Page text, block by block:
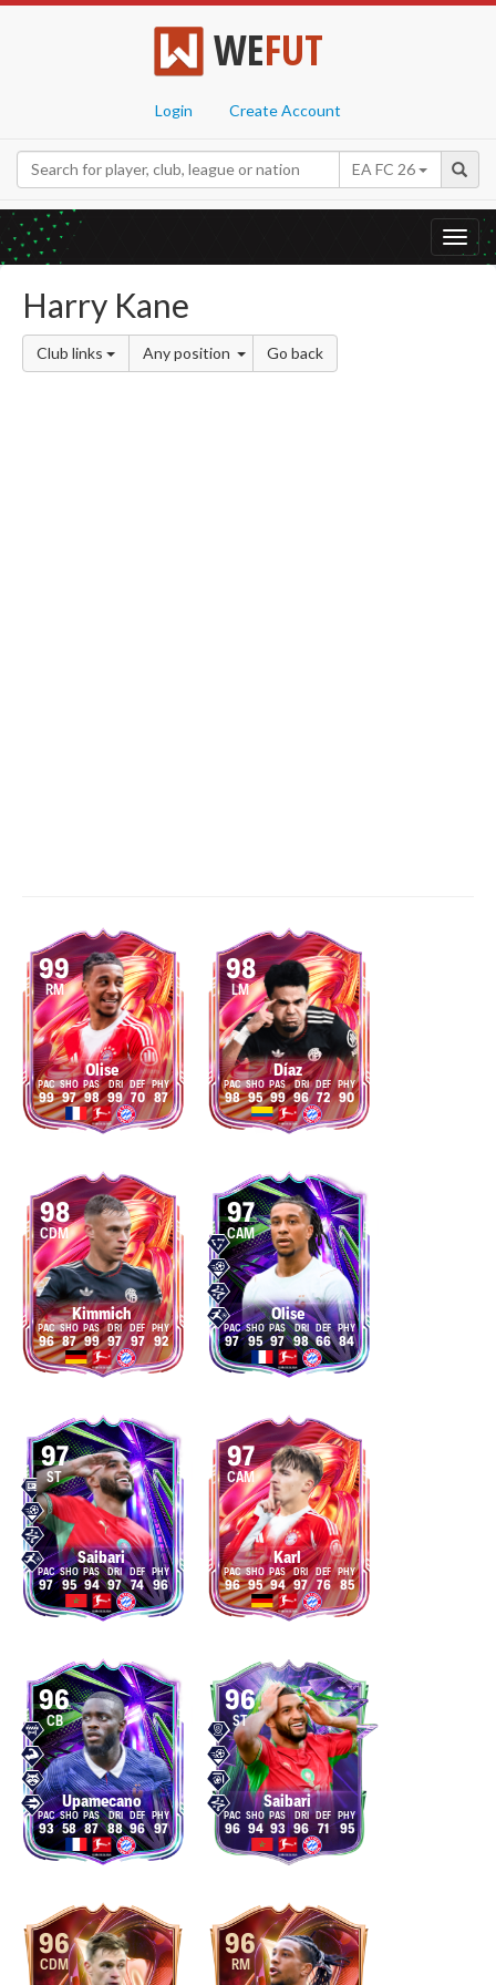
WEFUT
Login Create Account
EA FC 26
Harry Kane
Club links Any position Go back
99
RM
Olise
99 97 98 99 70 87
98
LM
Díaz
98 95 99 96 72 90
98
CDM
Kimmich
96 87 99 97 97 92
97
CAM
Olise
97 95 97 98 66 84
97
ST
Saibari
97 95 94 97 74 96
97
CAM
Karl
96 95 94 97 76 85
96
CB
Upamecano
93 58 87 88 96 97
96
ST
Saibari
96 94 93 96 71 95
96
CDM
96
RM